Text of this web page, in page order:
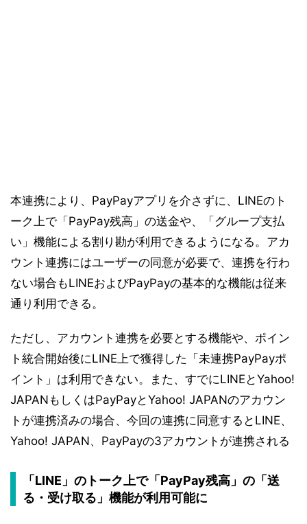
本連携により、PayPayアプリを介さずに、LINEのト
ーク上で「PayPay残高」の送金や、「グループ支払
い」機能による割り勘が利用できるようになる。アカ
ウント連携にはユーザーの同意が必要で、連携を行わ
ない場合もLINEおよびPayPayの基本的な機能は従来
通り利用できる。
ただし、アカウント連携を必要とする機能や、ポイン
ト統合開始後にLINE上で獲得した「未連携PayPayポ
イント」は利用できない。また、すでにLINEとYahoo!
JAPANもしくはPayPayとYahoo! JAPANのアカウン
トが連携済みの場合、今回の連携に同意するとLINE、
Yahoo! JAPAN、PayPayの3アカウントが連携される
「LINE」のトーク上で「PayPay残高」の「送
る・受け取る」機能が利用可能に